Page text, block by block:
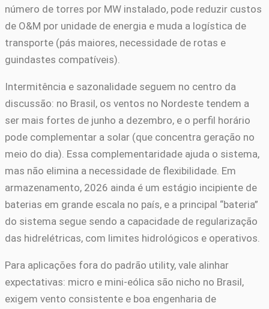
número de torres por MW instalado, pode reduzir custos
de O&M por unidade de energia e muda a logística de
transporte (pás maiores, necessidade de rotas e
guindastes compatíveis).
Intermitência e sazonalidade seguem no centro da
discussão: no Brasil, os ventos no Nordeste tendem a
ser mais fortes de junho a dezembro, e o perfil horário
pode complementar a solar (que concentra geração no
meio do dia). Essa complementaridade ajuda o sistema,
mas não elimina a necessidade de flexibilidade. Em
armazenamento, 2026 ainda é um estágio incipiente de
baterias em grande escala no país, e a principal “bateria”
do sistema segue sendo a capacidade de regularização
das hidrelétricas, com limites hidrológicos e operativos.
Para aplicações fora do padrão utility, vale alinhar
expectativas: micro e mini-eólica são nicho no Brasil,
exigem vento consistente e boa engenharia de